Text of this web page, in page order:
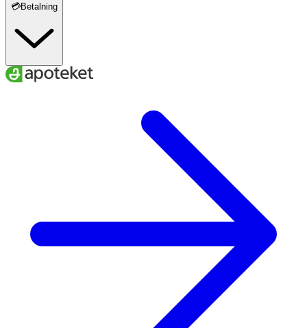
💳Betalning